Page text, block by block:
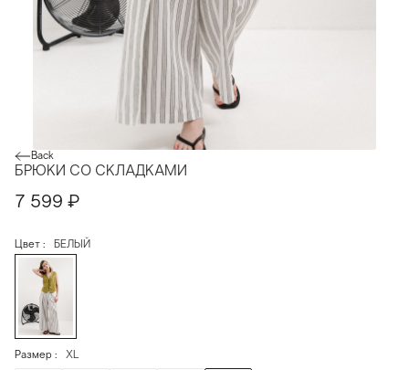
Back
БРЮКИ СО СКЛАДКАМИ
7 599 ₽
Цвет БЕЛЫЙ
Размер XL